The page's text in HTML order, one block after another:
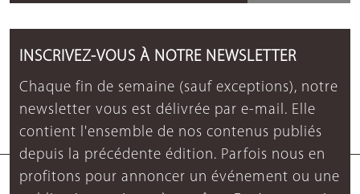
INSCRIVEZ-VOUS À NOTRE NEWSLETTER
Chaque fin de semaine (sauf exceptions), notre
newsletter vous est délivrée par e-mail. Elle
contient l'ensemble de nos contenus publiés
depuis la précédente édition. Parfois nous en
profitons pour annoncer un événement ou une